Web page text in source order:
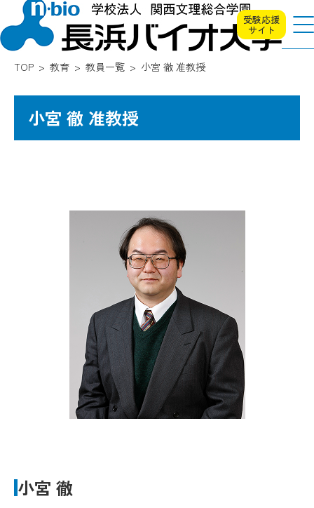
受験応援
サイト
TOP 教育 教員一覧 小宮 徹 准教授
小宮 徹 准教授
小宮 徹